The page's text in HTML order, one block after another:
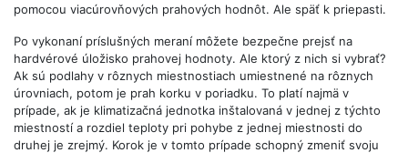
pomocou viacúrovňových prahových hodnôt. Ale späť k priepasti.
Po vykonaní príslušných meraní môžete bezpečne prejsť na
hardvérové ​​úložisko prahovej hodnoty. Ale ktorý z nich si vybrať?
Ak sú podlahy v rôznych miestnostiach umiestnené na rôznych
úrovniach, potom je prah korku v poriadku. To platí najmä v
prípade, ak je klimatizačná jednotka inštalovaná v jednej z týchto
miestností a rozdiel teploty pri pohybe z jednej miestnosti do
druhej je zrejmý. Korok je v tomto prípade schopný zmeniť svoju